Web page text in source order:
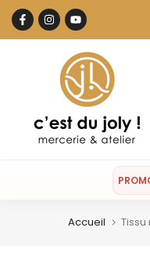
Aller
au
Accueil